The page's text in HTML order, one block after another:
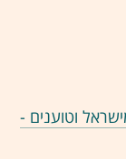
וטוענים -